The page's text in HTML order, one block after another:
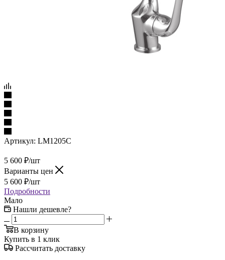
Артикул: LM1205C
5 600 ₽/шт
Варианты цен
5 600 ₽/шт
Подробности
Мало
Нашли дешевле?
В корзину
Купить в 1 клик
Рассчитать доставку